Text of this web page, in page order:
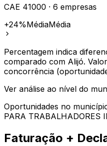
CAE 41000 · 6 empresas
+24%MédiaMédia
Percentagem indica
comparado com Alijó.
concorrência
Ver análise ao nível do
Oportunidades no
PARA TRABALHADORES
Faturação +